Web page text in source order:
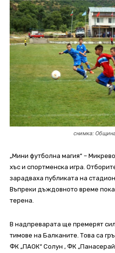
снимка:
„Мини футболна магия“ –
хъс и спортменска игра.
зарадваха публиката на
Въпреки дъждовното време
терена.
В надпреварата ще премерят
тимове на Балканите. Това са
ФК „ПАОК“ Солун , ФК